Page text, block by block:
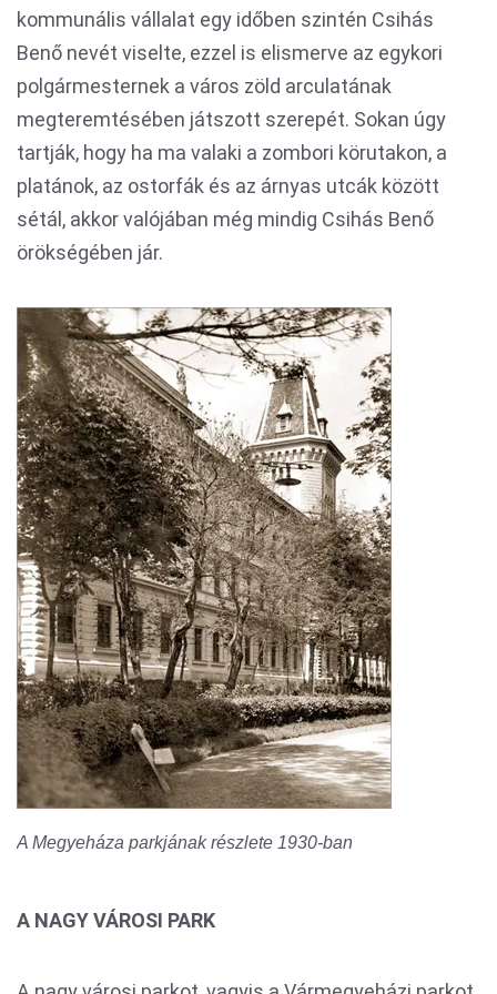
kommunális vállalat egy időben szintén Csihás
Benő nevét viselte, ezzel is elismerve az egykori
polgármesternek a város zöld arculatának
megteremtésében játszott szerepét. Sokan úgy
tartják, hogy ha ma valaki a zombori körutakon, a
platánok, az ostorfák és az árnyas utcák között
sétál, akkor valójában még mindig Csihás Benő
örökségében jár.
A Megyeháza parkjának részlete 1930-ban
A NAGY VÁROSI PARK